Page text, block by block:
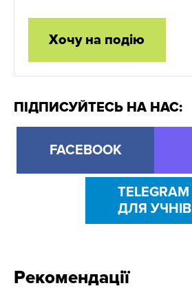
Хочу на подію
ПІДПИСУЙТЕСЬ НА НАС:
FACEBOOK
TELEGRAM
ДЛЯ УЧНІВ
Рекомендації